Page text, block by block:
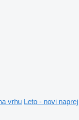
vrhu Leto - novi naprej